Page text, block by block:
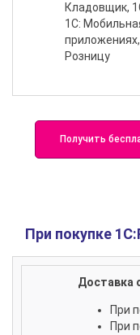
Кладовщик,
1С:
Розницу
Получить
При покупке
Доставка
При
При